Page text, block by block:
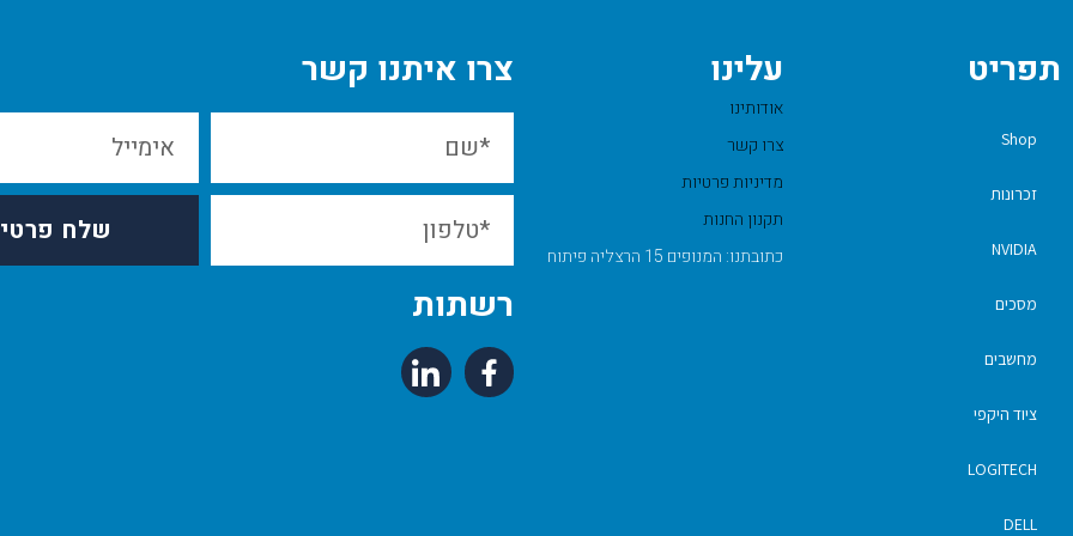
תפריט
Shop
זכרונות
NVIDIA
מסכים
מחשבים
ציוד היקפי
LOGITECH
DELL
עלינו
אודותינו
צרו קשר
מדיניות פרטיות
תקנון החנות
כתובתנו: המנופים 15 הרצליה פיתוח
צרו איתנו קשר
שלח
רשתות